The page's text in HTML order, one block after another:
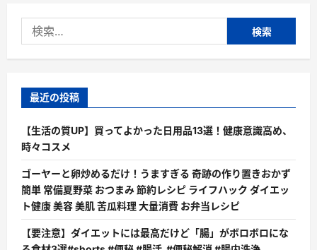
索:
最近の投稿
【生活の質UP】買ってよかった日用品13選！健康意識高め、
時々コスメ
ゴーヤーと卵炒めるだけ！うますぎる 奇跡の作り置きおかず
簡単 常備夏野菜 おつまみ 節約レシピ ライフハック ダイエッ
ト健康 美容 美肌 苦瓜料理 大量消費 お弁当レシピ
【要注意】ダイエットには最高だけど「腸」がボロボロにな